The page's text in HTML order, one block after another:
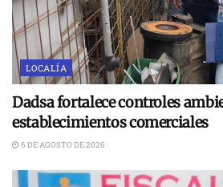
LOCALÍA
Dadsa fortalece controles
establecimientos comerciales
6 DE AGOSTO DE 2026